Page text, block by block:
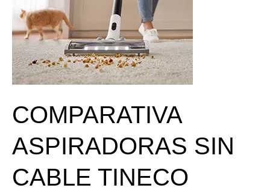
COMPARATIVA
ASPIRADORAS SIN
CABLE TINECO
DE
SUS
MEJORES
MODELOS
2024